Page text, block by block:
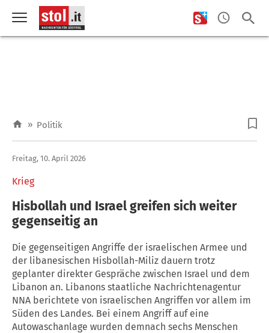
» Politik
Krieg
Freitag, 10. April 2026
Hisbollah und Israel greifen sich weiter
gegenseitig an
Die gegenseitigen Angriffe der israelischen Armee und
der libanesischen Hisbollah-Miliz dauern trotz
geplanter direkter Gespräche zwischen Israel und dem
Libanon an. Libanons staatliche Nachrichtenagentur
NNA berichtete von israelischen Angriffen vor allem im
Süden des Landes. Bei einem Angriff auf eine
Autowaschanlage wurden demnach sechs Menschen